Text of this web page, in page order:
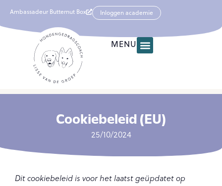
Ambassadeur Butternut Box Inloggen academie
MENU
Cookiebeleid (EU)
25/10/2024
Dit cookiebeleid is voor het laatst geüpdatet op